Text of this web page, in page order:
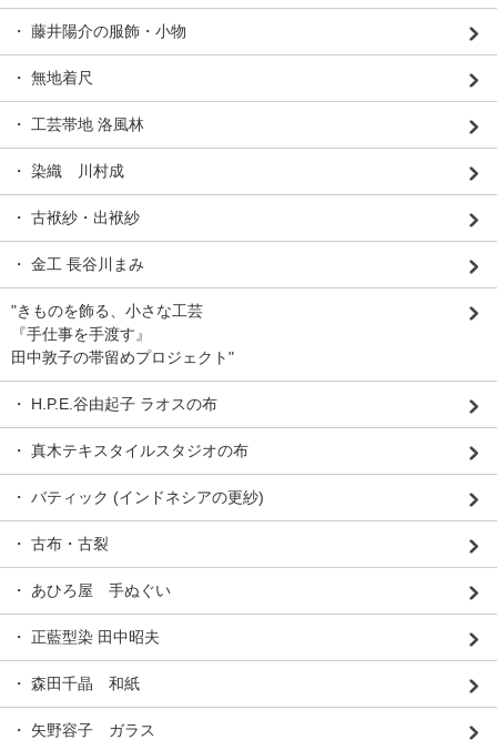
・ 藤井陽介の服飾・小物
・ 無地着尺
・ 工芸帯地 洛風林
・ 染織 川村成
・ 古袱紗・出袱紗
・ 金工 長谷川まみ
"きものを飾る、小さな工芸
『手仕事を手渡す』
田中敦子の帯留めプロジェクト"
・ H.P.E.谷由起子 ラオスの布
・ 真木テキスタイルスタジオの布
・ バティック (インドネシアの更紗)
・ 古布・古裂
・ あひろ屋 手ぬぐい
・ 正藍型染 田中昭夫
・ 森田千晶 和紙
・ 矢野容子 ガラス